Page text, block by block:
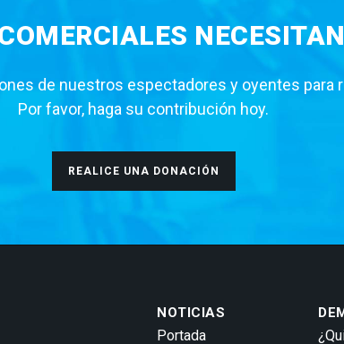
de nuestros espectadores y oyentes para
Por favor, haga su contribución hoy.
REALICE UNA DONACIÓN
NOTICIAS
Portada